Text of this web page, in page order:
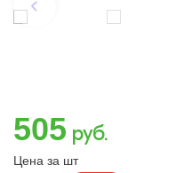
505 руб.
Цена за шт